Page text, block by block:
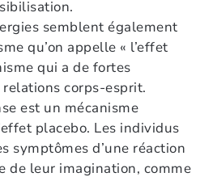
semblent également
qu’on appelle « l’effet
qui a de fortes
corps-esprit.
est un mécanisme
placebo. Les individus
symptômes d’une réaction
de leur imagination, comme